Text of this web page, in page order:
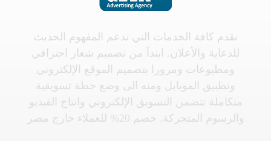
نقدم كافة الخدمات التي تدعم المفهوم الحديث
للدعاية والأعلان. ابتدآ من تصميم شعار احترافي
ومطبوعات ومرورا بتصميم الموقع الإلكتروني
وتطبيق الموبايل ومنه الى وضع خطة تسويقية
متكاملة تتضمن التسويق الإلكتروني وانتاج الفيديو
والرسوم المتحركة. خصم 20% للعملاء خارج مصر